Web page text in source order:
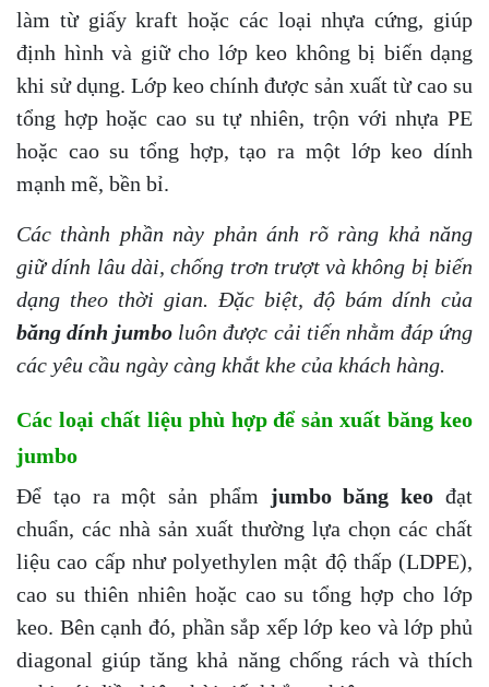
làm từ giấy kraft hoặc các loại nhựa cứng, giúp
định hình và giữ cho lớp keo không bị biến dạng
khi sử dụng. Lớp keo chính được sản xuất từ cao su
tổng hợp hoặc cao su tự nhiên, trộn với nhựa PE
hoặc cao su tổng hợp, tạo ra một lớp keo dính
mạnh mẽ, bền bỉ.
Các thành phần này phản ánh rõ ràng khả năng
giữ dính lâu dài, chống trơn trượt và không bị biến
dạng theo thời gian. Đặc biệt, độ bám dính của
băng dính jumboluôn được cải tiến nhằm đáp ứng
các yêu cầu ngày càng khắt khe của khách hàng.
Các loại chất liệu phù hợp để sản xuất băng keo
jumbo
Để tạo ra một sản phẩm jumbo băng keo đạt
chuẩn, các nhà sản xuất thường lựa chọn các chất
liệu cao cấp như polyethylen mật độ thấp (LDPE),
cao su thiên nhiên hoặc cao su tổng hợp cho lớp
keo. Bên cạnh đó, phần sắp xếp lớp keo và lớp phủ
diagonal giúp tăng khả năng chống rách và thích